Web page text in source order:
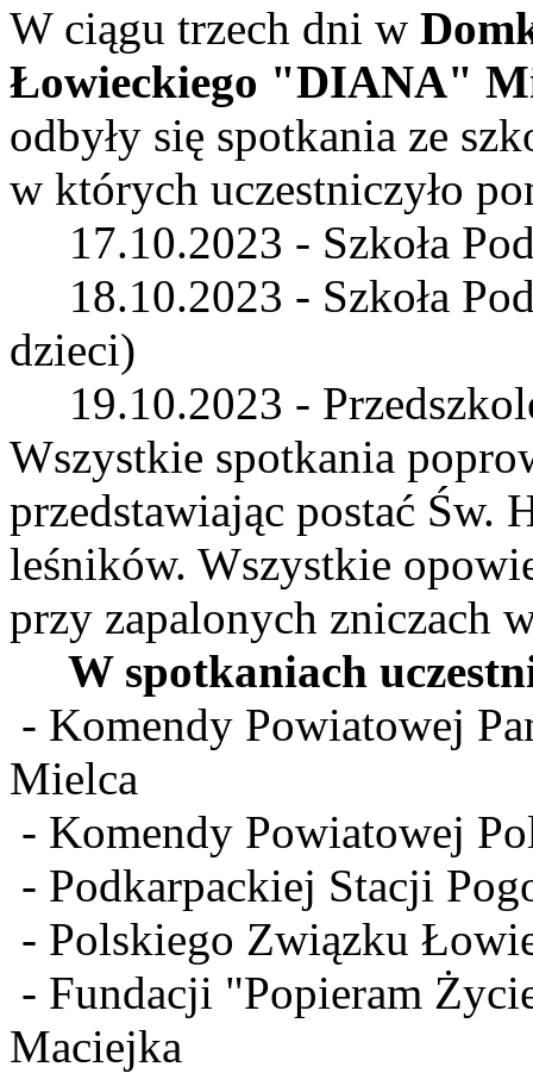
W ciągu trzech dni w
Łowieckiego "DIANA"
odbyły się spotkania ze
w których uczestniczyło
17.10.2023 - Szkoła
18.10.2023 - Szkoła
dzieci)
19.10.2023 -
Wszystkie spotkania
przedstawiając postać Św.
leśników. Wszystkie
przy zapalonych zniczach
W spotkaniach
- Komendy Powiatowej
Mielca
- Komendy Powiatowej
- Podkarpackiej Stacji
- Polskiego Związku
- Fundacji "Popieram
Maciejka